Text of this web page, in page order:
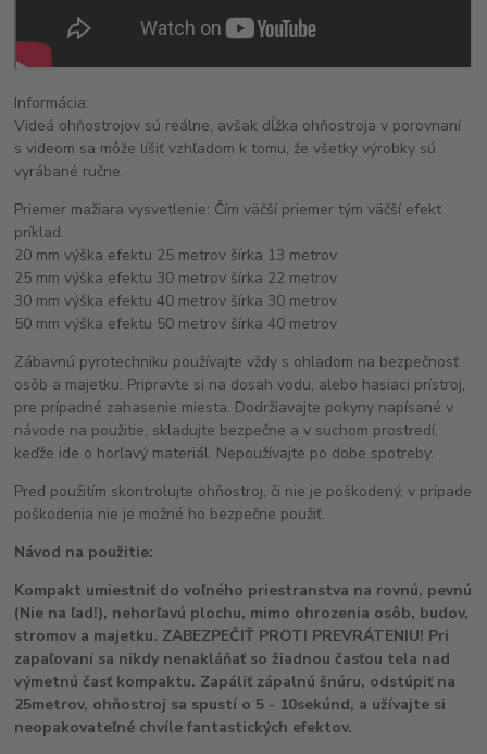
Informácia:
Videá ohňostrojov sú reálne, avšak dĺžka ohňostroja v porovnaní
s videom sa môže líšiť vzhľadom k tomu, že všetky výrobky sú
vyrábané ručne.
Priemer mažiara vysvetlenie: Čím väčší priemer tým väčší efekt
príklad.
20 mm výška efektu 25 metrov šírka 13 metrov
25 mm výška efektu 30 metrov šírka 22 metrov
30 mm výška efektu 40 metrov šírka 30 metrov
50 mm výška efektu 50 metrov šírka 40 metrov
Zábavnú pyrotechniku používajte vždy s ohladom na bezpečnosť
osôb a majetku. Pripravte si na dosah vodu, alebo hasiaci prístroj,
pre prípadné zahasenie miesta. Dodržiavajte pokyny napísané v
návode na použitie, skladujte bezpečne a v suchom prostredí,
keďže ide o horľavý materiál. Nepoužívajte po dobe spotreby.
Pred použitím skontrolujte ohňostroj, či nie je poškodený, v prípade
poškodenia nie je možné ho bezpečne použiť.
Návod na použitie:
Kompakt umiestniť do voľného priestranstva na rovnú, pevnú
(Nie na ľad!), nehorľavú plochu, mimo ohrozenia osôb, budov,
stromov a majetku. ZABEZPEČIŤ PROTI PREVRÁTENIU! Pri
zapaľovaní sa nikdy nenakláňať so žiadnou časťou tela nad
výmetnú časť kompaktu. Zapáliť zápalnú šnúru, odstúpiť na
25metrov, ohňostroj sa spustí o 5 - 10sekúnd, a užívajte si
neopakovateľné chvíle fantastických efektov.